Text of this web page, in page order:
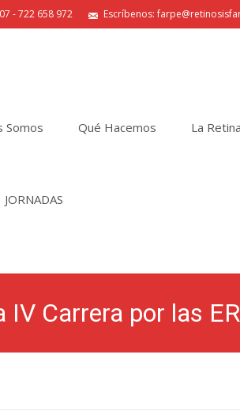
- 722 658 972 Escríbenos:
Somos Qué Hacemos La Retina
JORNADAS
IV Carrera por las ER